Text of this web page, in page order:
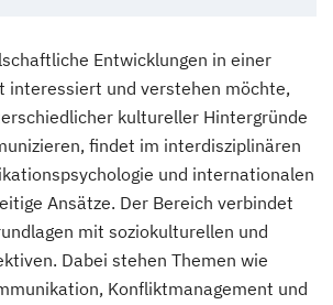
Entwicklungen in einer
interessiert und verstehen möchte,
kultureller Hintergründe
findet im interdisziplinären
und internationalen
Ansätze. Der Bereich verbindet
mit soziokulturellen und
Dabei stehen Themen wie
Konfliktmanagement und